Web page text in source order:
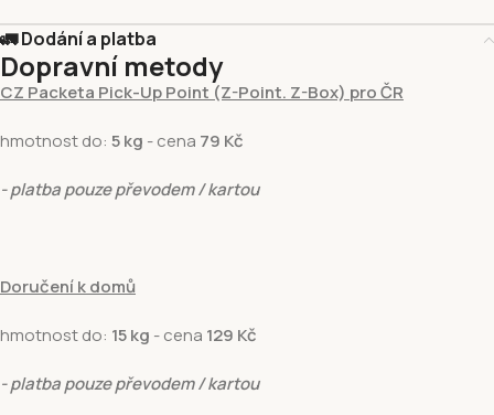
🚛 Dodání a platba
Dopravní metody
CZ Packeta Pick-Up Point (Z-Point. Z-Box) pro ČR
hmotnost do: 5 kg - cena 79 Kč
- platba pouze převodem / kartou
Doručení k domů
hmotnost do: 15 kg - cena 129 Kč
- platba pouze převodem / kartou